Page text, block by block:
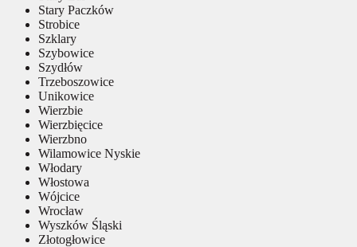
Stary Paczków
Strobice
Szklary
Szybowice
Szydłów
Trzeboszowice
Unikowice
Wierzbie
Wierzbięcice
Wierzbno
Wilamowice Nyskie
Włodary
Włostowa
Wójcice
Wrocław
Wyszków Śląski
Złotogłowice